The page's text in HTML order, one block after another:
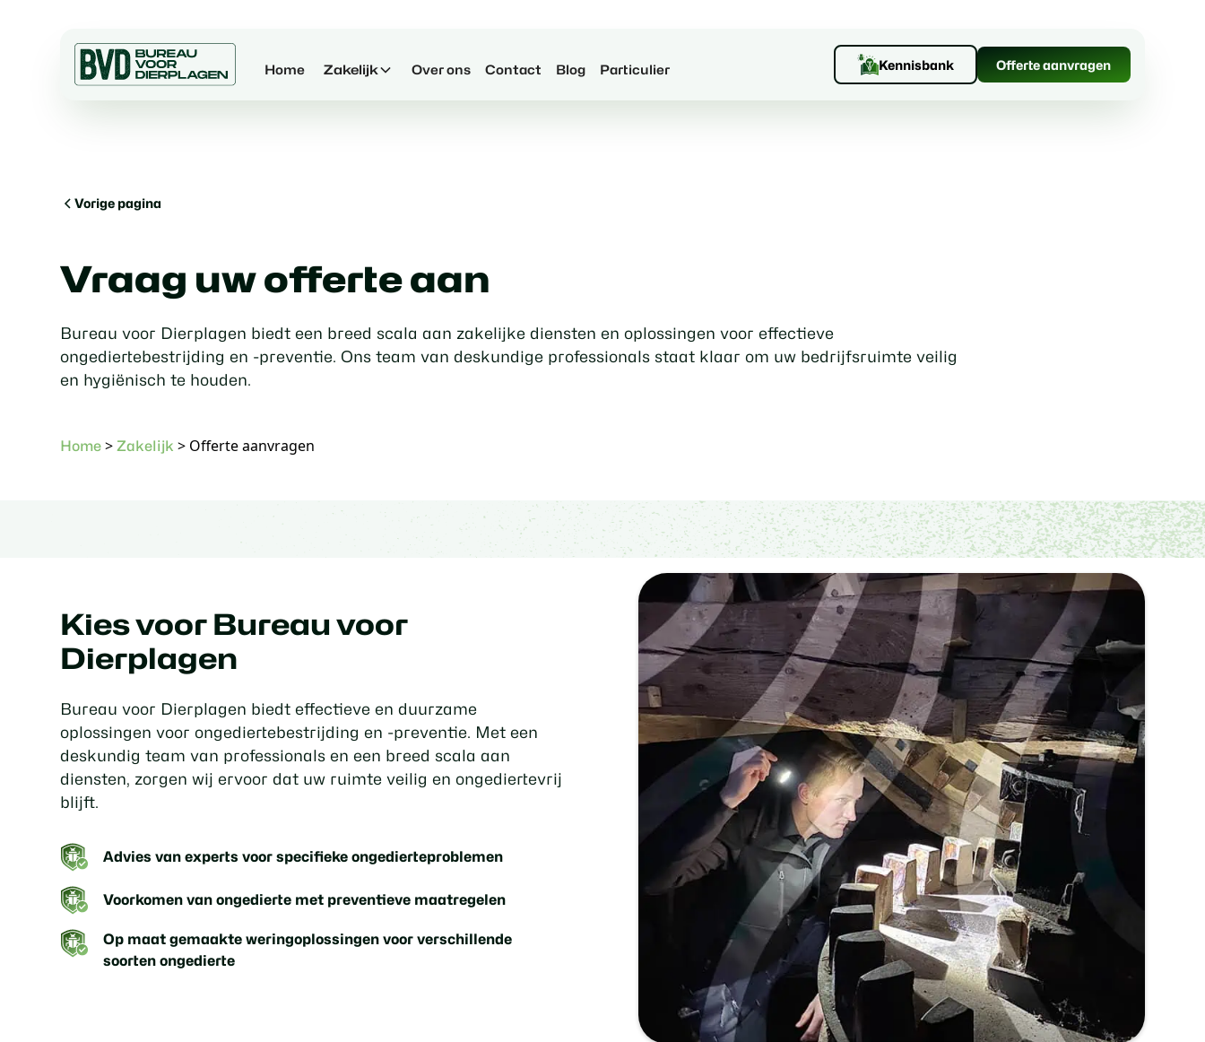
Home Zakelijk Over ons Contact Blog Particulier Kennisbank Offerte aanvragen
Vorige pagina
Vraag uw offerte aan
Bureau voor Dierplagen biedt een breed scala aan zakelijke diensten en oplossingen voor effectieve
ongediertebestrijding en -preventie. Ons team van deskundige professionals staat klaar om uw bedrijfsruimte veilig
en hygiënisch te houden.
Home >Zakelijk > Offerte aanvragen
Kies voor Bureau voor
Dierplagen
Bureau voor Dierplagen biedt effectieve en duurzame
oplossingen voor ongediertebestrijding en -preventie. Met een
deskundig team van professionals en een breed scala aan
diensten, zorgen wij ervoor dat uw ruimte veilig en ongediertevrij
blijft.
Advies van experts voor specifieke ongedierteproblemen
Voorkomen van ongedierte met preventieve maatregelen
Op maat gemaakte weringoplossingen voor verschillende
soorten ongedierte